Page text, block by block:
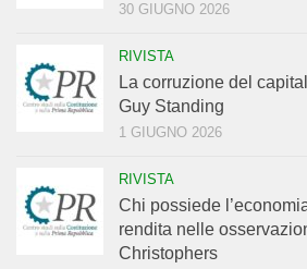
30 GIUGNO 2026
RIVISTA
La corruzione del
Guy Standing
1 GIUGNO 2026
RIVISTA
Chi possiede
rendita nelle
Christophers